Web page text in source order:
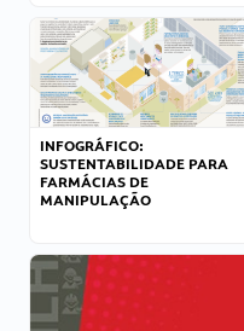
INFOGRÁFICO:
SUSTENTABILIDADE PARA
FARMÁCIAS DE
MANIPULAÇÃO